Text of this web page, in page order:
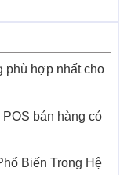
phù hợp nhất cho
bán hàng có
Biến Trong Hệ